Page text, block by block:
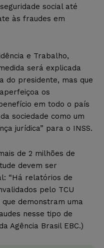
social até
às fraudes em
e Trabalho,
será explicada
do presidente, mas que
os
em todo o país
sociedade como um
jurídica” para o INSS.
de 2 milhões de
devem ser
“Há relatórios de
pelo TCU
demonstram uma
nesse tipo de
Agência Brasil EBC.)